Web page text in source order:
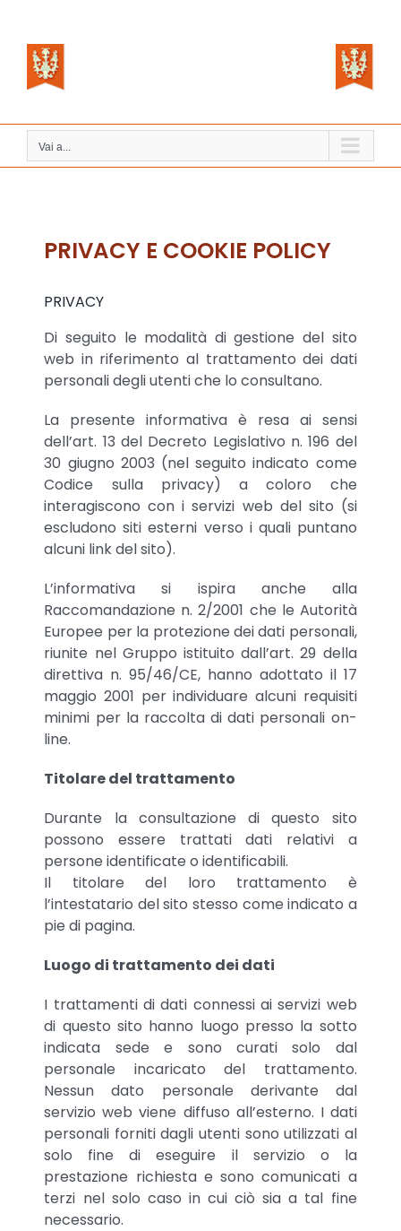
contenuto
Vai a...
PRIVACY E COOKIE POLICY
PRIVACY
Di seguito le modalità di gestione del sito
web in riferimento al trattamento dei dati
personali degli utenti che lo consultano.
La presente informativa è resa ai sensi
dell’art. 13 del Decreto Legislativo n. 196 del
30 giugno 2003 (nel seguito indicato come
Codice sulla privacy) a coloro che
interagiscono con i servizi web del sito (si
escludono siti esterni verso i quali puntano
alcuni link del sito).
L’informativa si ispira anche alla
Raccomandazione n. 2/2001 che le Autorità
Europee per la protezione dei dati personali,
riunite nel Gruppo istituito dall’art. 29 della
direttiva n. 95/46/CE, hanno adottato il 17
maggio 2001 per individuare alcuni requisiti
minimi per la raccolta di dati personali on-
line.
Titolare del trattamento
Durante la consultazione di questo sito
possono essere trattati dati relativi a
persone identificate o identificabili.
Il titolare del loro trattamento è
l’intestatario del sito stesso come indicato a
pie di pagina.
Luogo di trattamento dei dati
I trattamenti di dati connessi ai servizi web
di questo sito hanno luogo presso la sotto
indicata sede e sono curati solo dal
personale incaricato del trattamento.
Nessun dato personale derivante dal
servizio web viene diffuso all’esterno. I dati
personali forniti dagli utenti sono utilizzati al
solo fine di eseguire il servizio o la
prestazione richiesta e sono comunicati a
terzi nel solo caso in cui ciò sia a tal fine
necessario.